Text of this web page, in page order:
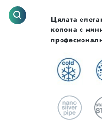
Цялата
колона с